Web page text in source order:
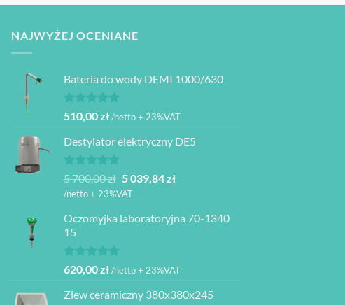
NAJWYŻEJ OCENIANE
Bateria do wody DEMI 1000/630
Oceniono
na 5
510,00zł/netto + 23%VAT
Destylator elektryczny DE5
Oceniono
na 5
5 700,00zł Pierwotna
cena
5
5 039,84złAktualna
5
/netto + 23%VAT
Oczomyjka laboratoryjna 70-1340
15
Oceniono
na 5
620,00zł/netto + 23%VAT
Zlew ceramiczny 380x380x245